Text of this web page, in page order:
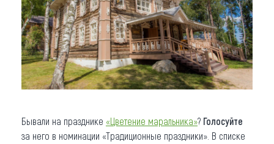
Бывали на празднике «Цветение маральника»? Голосуйте
за него в номинации «Традиционные праздники». В списке